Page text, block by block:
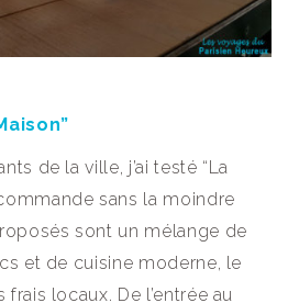
de la ville, j’ai testé “La
sans la moindre
sont un mélange de
et de cuisine moderne, le
locaux. De l’entrée au